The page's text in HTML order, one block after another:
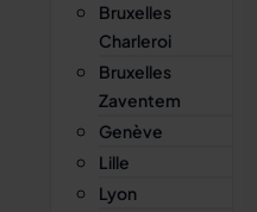
Bruxelles
Charleroi
Bruxelles
Zaventem
Genève
Lille
Lyon